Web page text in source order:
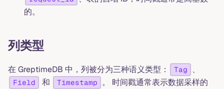
的。
列类型
在 GreptimeDB 中，列被分为三种语义类型： Tag 、
Field 和 Timestamp
。 时间戳通常表示数据采样的